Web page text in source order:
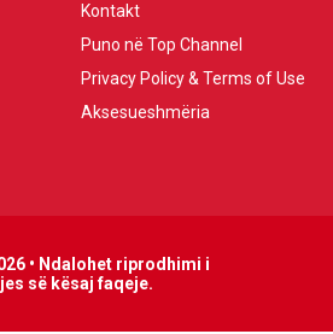
Kontakt
Puno në Top Channel
Privacy Policy & Terms of Use
Aksesueshmëria
• Ndalohet riprodhimi i
së kësaj faqeje.